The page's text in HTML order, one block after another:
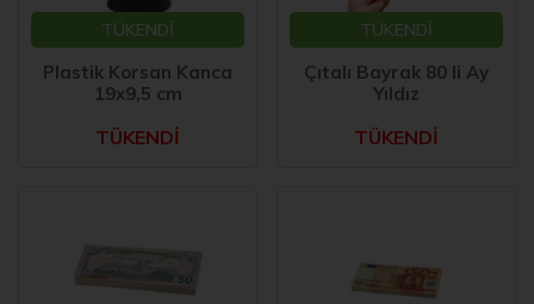
TÜKENDİ
Plastik Korsan Kanca
19x9,5 cm
TÜKENDİ
TÜKENDİ
Çıtalı Bayrak 80 li Ay
Yıldız
TÜKENDİ